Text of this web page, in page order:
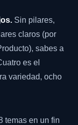
Sin pilares,
claros (por
sabes a
es el
variedad, ocho
temas en un fin